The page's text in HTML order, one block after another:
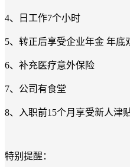
4、日工作7个小时
5、转正后享受企业年金 年底
6、补充医疗意外保险
7、公司有食堂
8、入职前15个月享受新人津
特别提醒：